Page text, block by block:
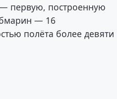
первую, построенную
— 16
полёта более девяти